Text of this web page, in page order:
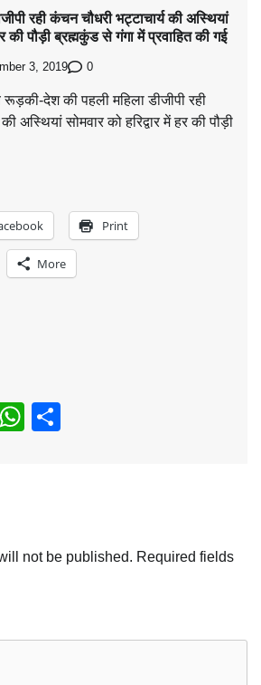
रही कंचन चौधरी भट्टाचार्य की अस्थियां
की पौड़ी ब्रह्मकुंड से गंगा में प्रवाहित की गई
3, 2019 0
देश की पहली महिला डीजीपी रही
अस्थियां सोमवार को हरिद्वार में हर की पौड़ी
Print
More
LinkedIn
WhatsApp
not be published. Required fields